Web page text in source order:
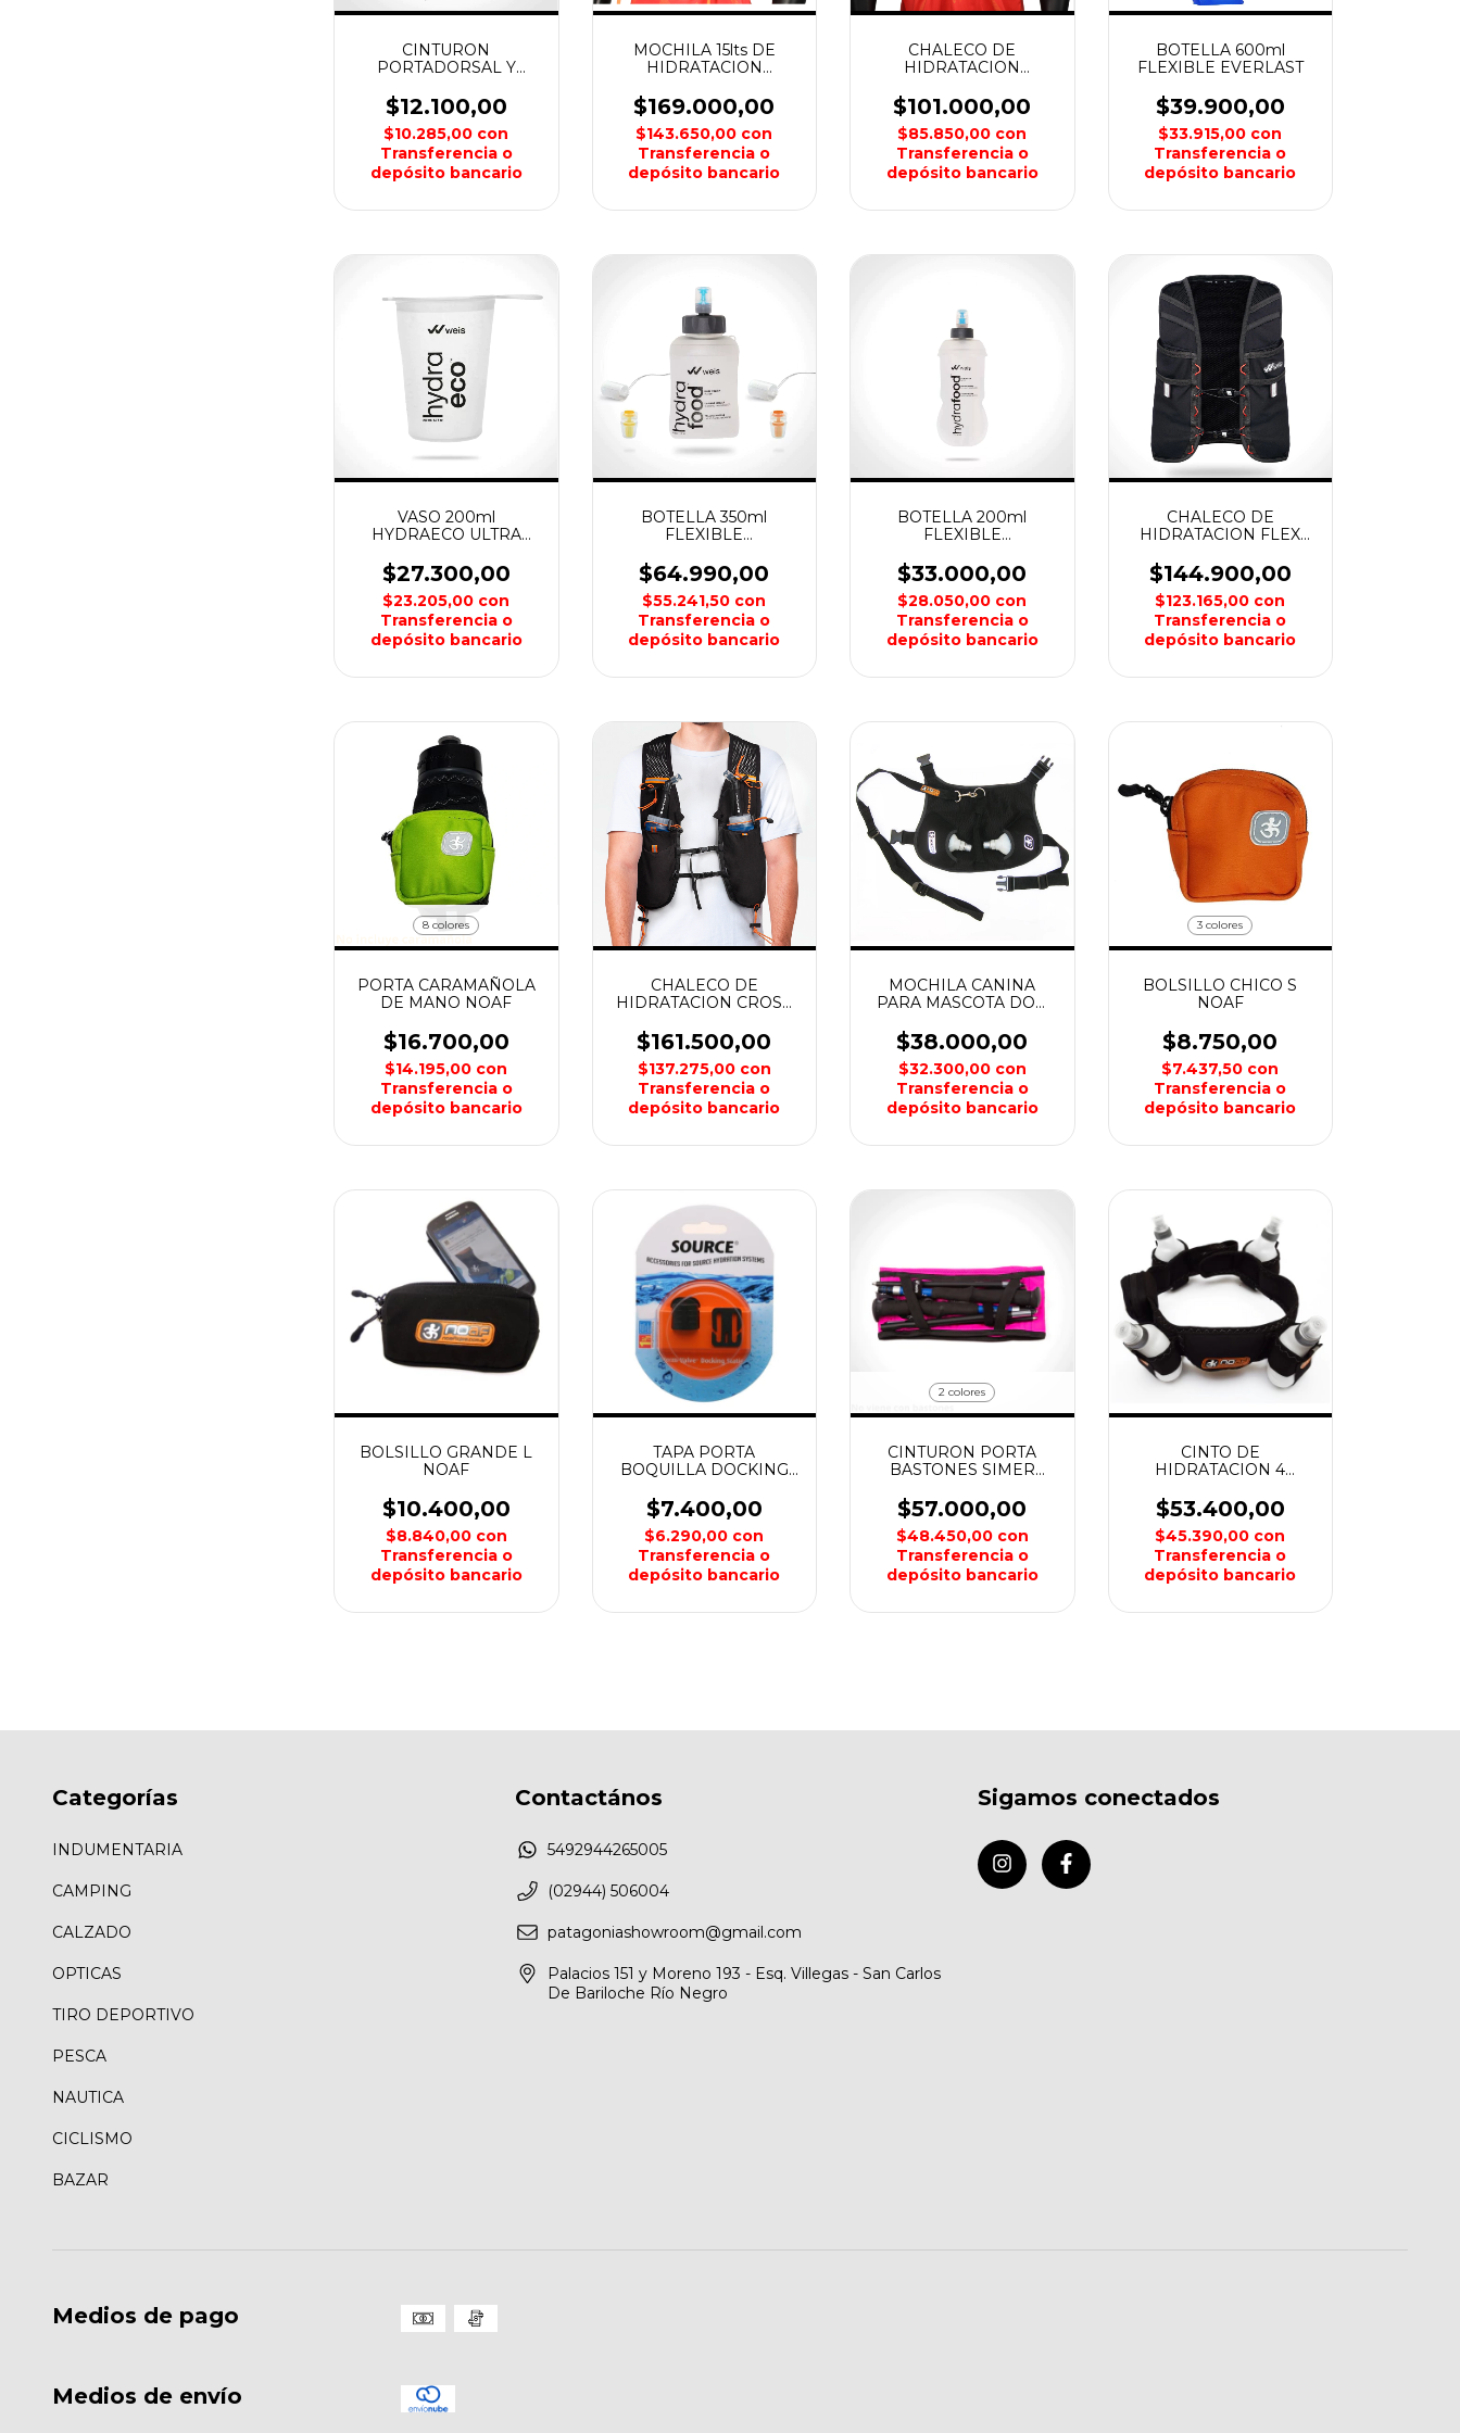
CINTURON
PORTADORSAL Y
NUMBER BELT WEIS
$12.100,00
$10.285,00 con
Transferencia o
depósito bancario
MOCHILA 15lts DE
HIDRATACION
$169.000,00
$143.650,00 con
Transferencia o
depósito bancario
CHALECO DE
HIDRATACION
$101.000,00
$85.850,00 con
Transferencia o
depósito bancario
BOTELLA 600ml
FLEXIBLE EVERLAST
$39.900,00
$33.915,00 con
Transferencia o
depósito bancario
VASO 200ml
HYDRAECO ULTRA
$27.300,00
$23.205,00 con
Transferencia o
depósito bancario
BOTELLA 350ml
FLEXIBLE
ULTRA100K WEIS
$64.990,00
$55.241,50 con
Transferencia o
depósito bancario
BOTELLA 200ml
FLEXIBLE
ULTRA100K WEIS
$33.000,00
$28.050,00 con
Transferencia o
depósito bancario
CHALECO DE
HIDRATACION FLEX
$144.900,00
$123.165,00 con
Transferencia o
depósito bancario
8 colores
PORTA CARAMAÑOLA
DE MANO NOAF
$16.700,00
$14.195,00 con
Transferencia o
depósito bancario
CHALECO DE
HIDRATACION CROSS
$161.500,00
$137.275,00 con
Transferencia o
depósito bancario
MOCHILA CANINA
PARA MASCOTA DOG
$38.000,00
$32.300,00 con
Transferencia o
depósito bancario
3 colores
BOLSILLO CHICO S
NOAF
$8.750,00
$7.437,50 con
Transferencia o
depósito bancario
BOLSILLO GRANDE L
NOAF
$10.400,00
$8.840,00 con
Transferencia o
depósito bancario
TAPA PORTA
BOQUILLA DOCKING
$7.400,00
$6.290,00 con
Transferencia o
depósito bancario
2 colores
CINTURON PORTA
BASTONES SIMER
$57.000,00
$48.450,00 con
Transferencia o
depósito bancario
CINTO DE
HIDRATACION 4
NOAF
$53.400,00
$45.390,00 con
Transferencia o
depósito bancario
Categorías
INDUMENTARIA
CAMPING
CALZADO
OPTICAS
TIRO DEPORTIVO
PESCA
NAUTICA
CICLISMO
BAZAR
Contactános
5492944265005
(02944) 506004
patagoniashowroom@gmail.com
Palacios 151 y Moreno 193 - Esq. Villegas - San Carlos
De Bariloche Río Negro
Sigamos conectados
Medios de pago
Medios de envío